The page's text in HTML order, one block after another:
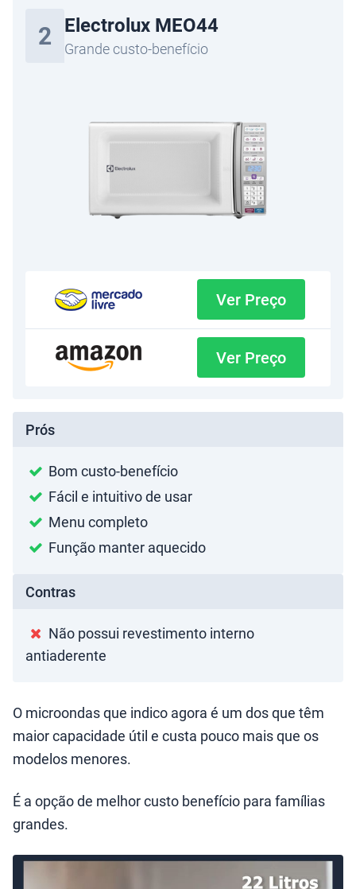
2 Electrolux MEO44
Grande custo-benefício
Ver Preço
Ver Preço
Prós
Bom custo-benefício
Fácil e intuitivo de usar
Menu completo
Função manter aquecido
Contras
Não possui revestimento interno
antiaderente
O microondas que indico agora é um dos que têm
maior capacidade útil e custa pouco mais que os
modelos menores.
É a opção de melhor custo benefício para famílias
grandes.